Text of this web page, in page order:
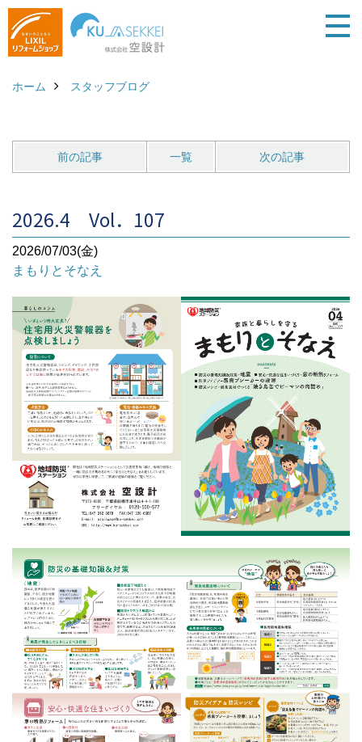
ホーム スタッフブログ
前の記事 一覧 次の記事
2026.4 Vol．107
2026/07/03(金)
まもりとそなえ